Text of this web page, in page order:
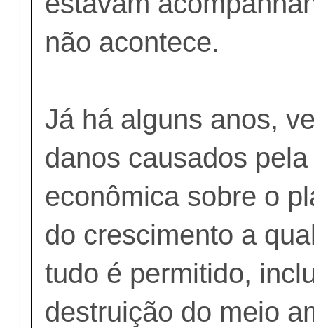
não acontece.
Já há alguns anos,
danos causados
econômica sobre o
do crescimento a
tudo é permitido,
destruição do meio